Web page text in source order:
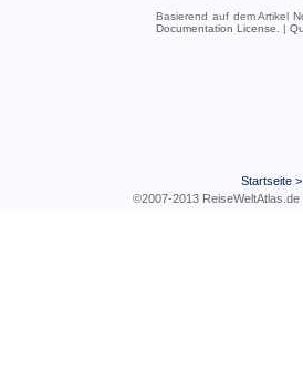
Basierend auf dem Artikel
Documentation License . |
Startseite
©2007-2013